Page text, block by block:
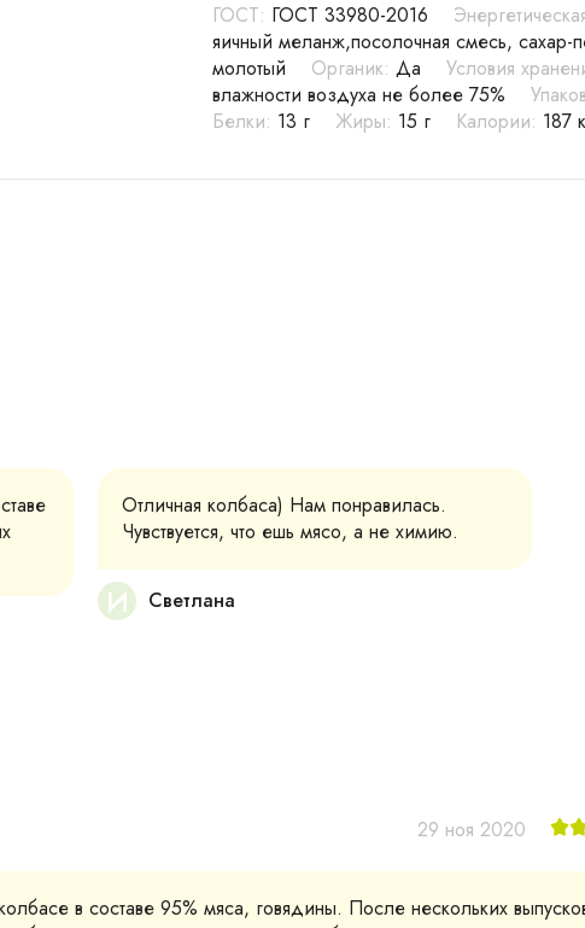
ГОСТ: ГОСТ 33980-2016
яичный меланж,посолочная смесь,
молотый
Органик: Да Условия
влажности воздуха не более 75%
Белки: 13 г Жиры: 15 г Калории: 187
Отличная колбаса) Нам понравилась.
Чувствуется, что ешь мясо, а не химию.
И Светлана
29 ноя 2020
в составе 95% мяса, говядины. После нескольких